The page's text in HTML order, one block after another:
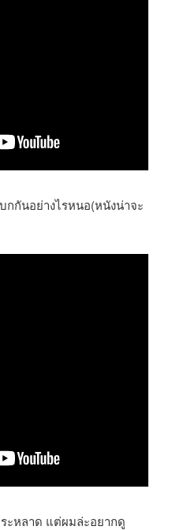
กกันอย่างไรหนอ(หนังน่าจะ
ะหลาด แต่ผมล่ะอยากดู